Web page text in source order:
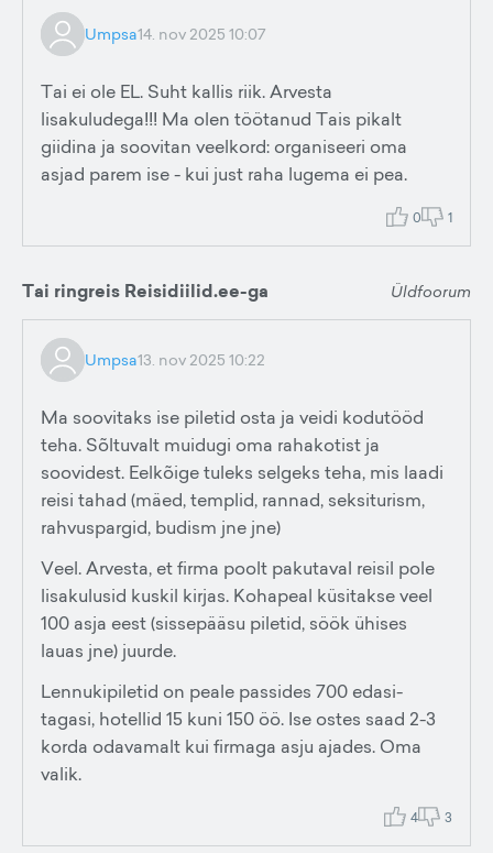
Umpsa14. nov 2025 10:07
Tai ei ole EL. Suht kallis riik. Arvesta
lisakuludega!!! Ma olen töötanud Tais pikalt
giidina ja soovitan veelkord: organiseeri oma
asjad parem ise - kui just raha lugema ei pea.
0 1
Tai ringreis Reisidiilid.ee-ga Üldfoorum
Umpsa13. nov 2025 10:22
Ma soovitaks ise piletid osta ja veidi kodutööd
teha. Sõltuvalt muidugi oma rahakotist ja
soovidest. Eelkõige tuleks selgeks teha, mis laadi
reisi tahad (mäed, templid, rannad, seksiturism,
rahvuspargid, budism jne jne)
Veel. Arvesta, et firma poolt pakutaval reisil pole
lisakulusid kuskil kirjas. Kohapeal küsitakse veel
100 asja eest (sissepääsu piletid, söök ühises
lauas jne) juurde.
Lennukipiletid on peale passides 700 edasi-
tagasi, hotellid 15 kuni 150 öö. Ise ostes saad 2-3
korda odavamalt kui firmaga asju ajades. Oma
valik.
4 3